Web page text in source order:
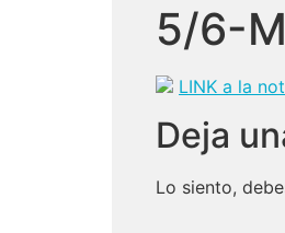
5/6-
LINK a la
Deja
Lo siento,